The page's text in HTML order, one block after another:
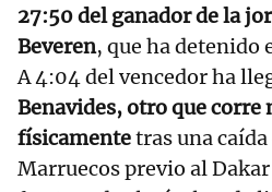
27:50 del ganador de la
Beveren, que ha detenido
A 4:04 del vencedor ha
Benavides, otro que corre
físicamentetras una
Marruecos previo al